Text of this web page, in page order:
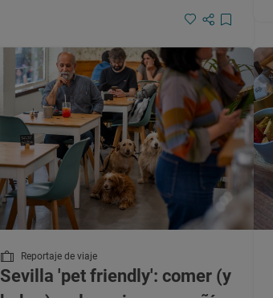
Reportaje de viaje
Sevilla 'pet friendly': comer (y